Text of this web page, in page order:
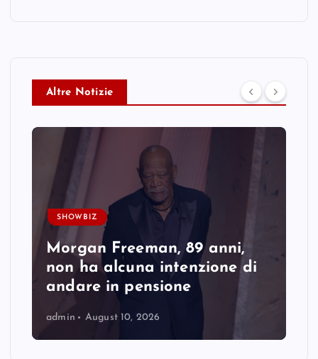
Altre Notizie
SHOWBIZ
Morgan Freeman, 89 anni,
non ha alcuna intenzione di
andare in pensione
admin August 10, 2026